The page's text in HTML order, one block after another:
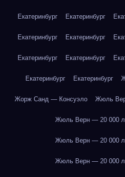
Екатеринбург Екатеринбург
Екатеринбург Екатеринбург
Екатеринбург Екатеринбург
Екатеринбург Екатеринбург
Жорж Санд — Консуэло Жюль
Жюль Верн — 20 000
Жюль Верн — 20 000
Жюль Верн — 20 000